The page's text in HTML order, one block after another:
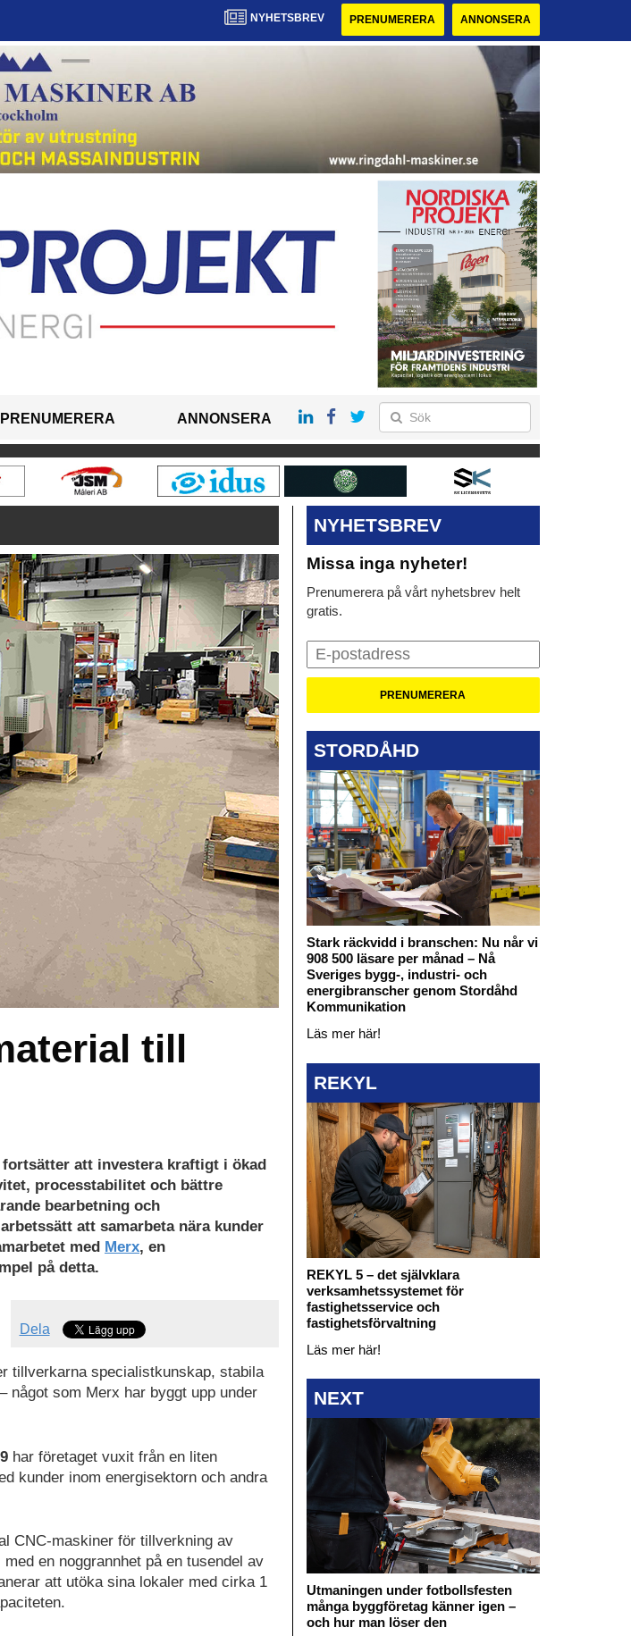
NYHETSBREV PRENUMERERA ANNONSERA
PRENUMERERA ANNONSERA
till
att investera kraftigt i ökad
processtabilitet och bättre
bearbetning och
att samarbeta nära kunder
med Merx, en
på detta.
Dela
tillverkarna specialistkunskap, stabila
något som Merx har byggt upp under
har företaget vuxit från en liten
kunder inom energisektorn och andra
CNC-maskiner för tillverkning av
en noggrannhet på en tusendel av
att utöka sina lokaler med cirka 1
NYHETSBREV
Missa inga nyheter!
Prenumerera på vårt nyhetsbrev helt
gratis.
STORDÅHD
Stark räckvidd i branschen: Nu når vi
908 500 läsare per månad – Nå
Sveriges bygg-, industri- och
energibranscher genom Stordåhd
Kommunikation
Läs mer här!
REKYL
REKYL 5 – det självklara
verksamhetssystemet för
fastighetsservice och
fastighetsförvaltning
Läs mer här!
NEXT
Utmaningen under fotbollsfesten
många byggföretag känner igen –
och hur man löser den